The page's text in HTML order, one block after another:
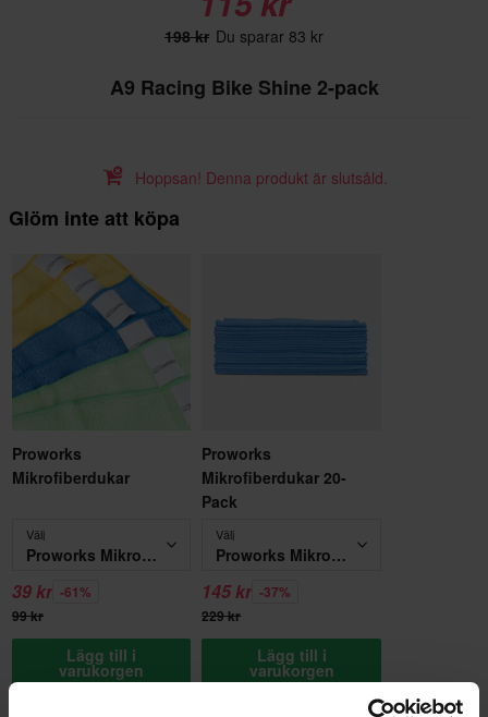
198 kr Du sparar 83 kr
A9 Racing Bike Shine 2-pack
Hoppsan! Denna produkt är slutsåld.
Glöm inte att köpa
Proworks
Mikrofiberdukar
Välj
Proworks Mikrofiberdukar
39 kr -61%
99 kr
Lägg till i
varukorgen
Proworks
Mikrofiberdukar 20-
Pack
Välj
Proworks Mikrofiberdukar 20-Pack
145 kr -37%
229 kr
Lägg till i
varukorgen